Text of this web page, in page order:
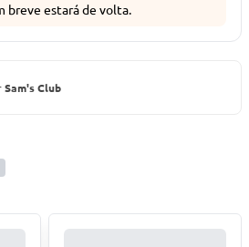
breve estará de volta.
Sam's Club